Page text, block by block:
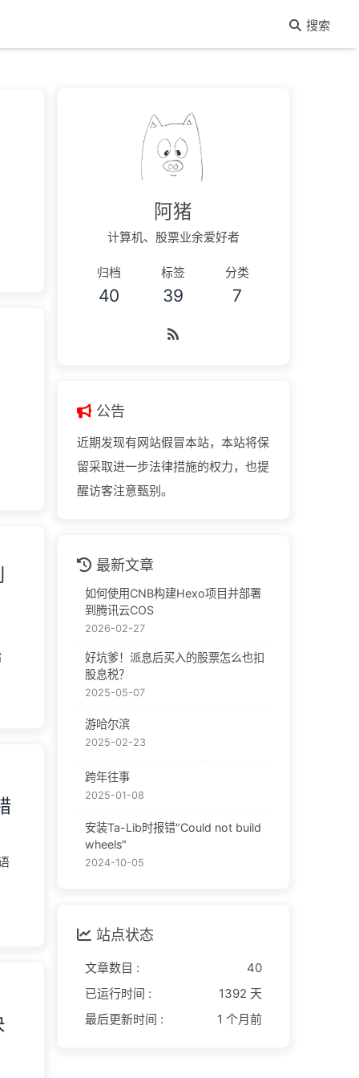
搜索
阿猪
计算机、股票业余爱好者
归档
40
标签
39
分类
7
公告
近期发现有网站假冒本站，本站将保
留采取进一步法律措施的权力，也提
醒访客注意甄别。
最新文章
如何使用CNB构建Hexo项目并部署
到腾讯云COS
2026-02-27
好坑爹！派息后买入的股票怎么也扣
股息税？
2025-05-07
游哈尔滨
2025-02-23
跨年往事
2025-01-08
安装Ta-Lib时报错"Could not build
wheels"
2024-10-05
站点状态
文章数目 :
40
已运行时间 :
1392 天
最后更新时间 :
1 个月前